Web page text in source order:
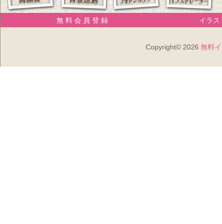
無 料 会 員 登 録 イラス
Copyright© 2026 無料